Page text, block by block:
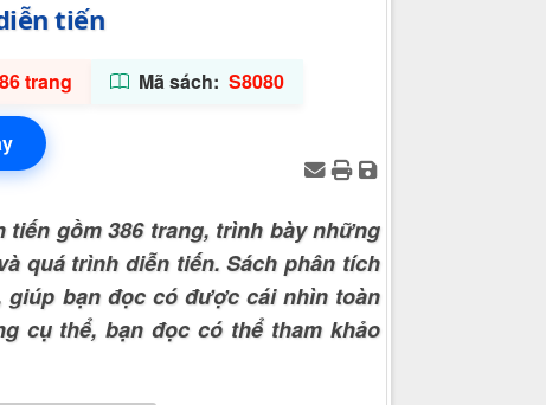
tiến
trang Mã sách: S8080
tiến gồm 386 trang, trình bày những
quá trình diễn tiến. Sách phân tích
giúp bạn đọc có được cái nhìn toàn
cụ thể, bạn đọc có thể tham khảo